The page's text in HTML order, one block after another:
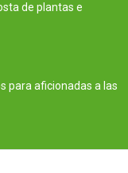
de plantas e
para aficionadas a las